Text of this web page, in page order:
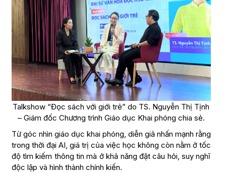
Talkshow “Đọc sách với giới trẻ” do TS. Nguyễn Thị Tịnh
– Giám đốc Chương trình Giáo dục Khai phóng chia sẻ.
Từ góc nhìn giáo dục khai phóng, diễn giả nhấn mạnh rằng
trong thời đại AI, giá trị của việc học không còn nằm ở tốc
độ tìm kiếm thông tin mà ở khả năng đặt câu hỏi, suy nghĩ
độc lập và hình thành chính kiến.